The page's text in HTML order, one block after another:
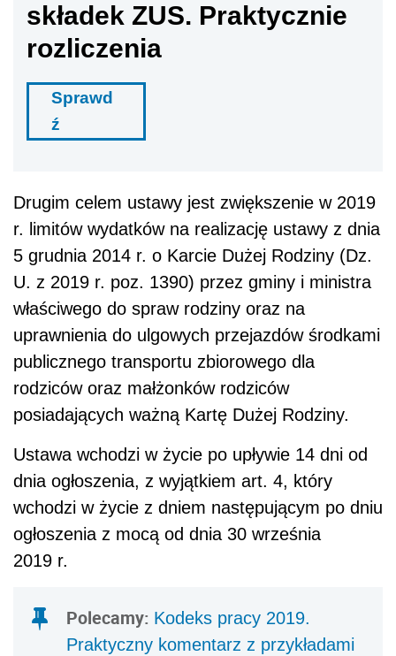
składek ZUS. Praktycznie
rozliczenia
Sprawd
ź
Drugim celem ustawy jest zwiększenie w 2019
r. limitów wydatków na realizację ustawy z dnia
5 grudnia 2014 r. o Karcie Dużej Rodziny (Dz.
U. z 2019 r. poz. 1390) przez gminy i ministra
właściwego do spraw rodziny oraz na
uprawnienia do ulgowych przejazdów środkami
publicznego transportu zbiorowego dla
rodziców oraz małżonków rodziców
posiadających ważną Kartę Dużej Rodziny.
Ustawa wchodzi w życie po upływie 14 dni od
dnia ogłoszenia, z wyjątkiem art. 4, który
wchodzi w życie z dniem następującym po dniu
ogłoszenia z mocą od dnia 30 września
2019 r.
Polecamy: Kodeks pracy 2019.
Praktyczny komentarz z przykładami